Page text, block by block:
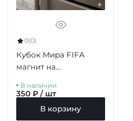
0(0)
Кубок Мира FIFA
магнит на
В наличии
350 ₽ / шт
В корзину